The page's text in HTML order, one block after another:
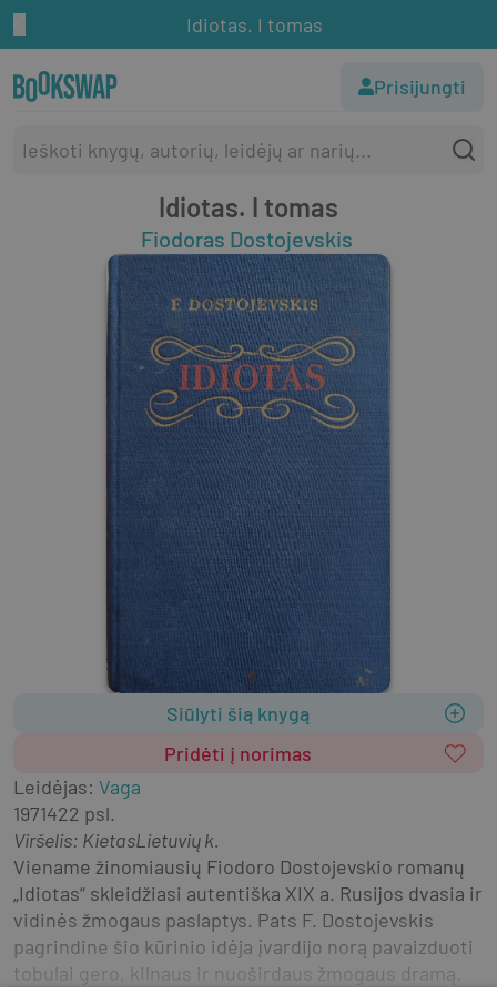
Idiotas. I tomas
Prisijungti
Idiotas. I tomas
Fiodoras Dostojevskis
Siūlyti šią knygą
Pridėti į norimas
Leidėjas: Vaga
1971422 psl.
Viršelis: KietasLietuvių k.
Viename žinomiausių Fiodoro Dostojevskio romanų
„Idiotas“ skleidžiasi autentiška XIX a. Rusijos dvasia ir
vidinės žmogaus paslaptys. Pats F. Dostojevskis
pagrindine šio kūrinio idėja įvardijo norą pavaizduoti
tobulai gero, kilnaus ir nuoširdaus žmogaus dramą.